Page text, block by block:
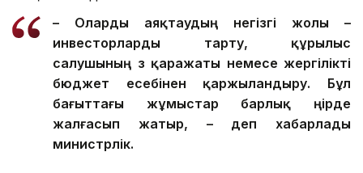
– Оларды аяқтаудың негізгі жолы –
инвесторларды тарту, құрылыс
салушының өз қаражаты немесе жергілікті
бюджет есебінен қаржыландыру. Бұл
бағыттағы жұмыстар барлық өңірде
жалғасып жатыр, – деп хабарлады
министрлік.